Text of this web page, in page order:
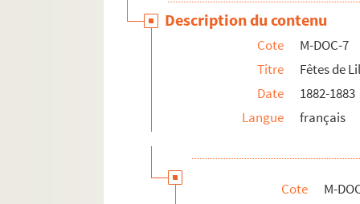
Description du contenu
Cote
M-DOC-7
Titre
Fêtes de
Date
1882-1883
Langue
français
Cote
M-